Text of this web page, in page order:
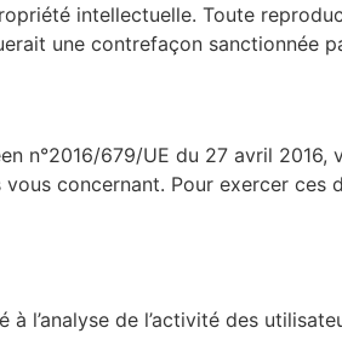
intellectuelle. Toute
une contrefaçon sanctionnée
n°2016/679/UE du 27 avril 2016,
concernant. Pour exercer ces
l’analyse de l’activité des